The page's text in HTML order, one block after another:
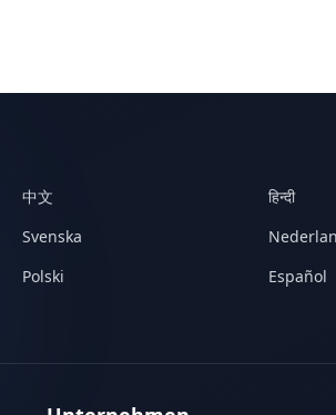
中文
हिन्दी
Svenska
Polski
Español